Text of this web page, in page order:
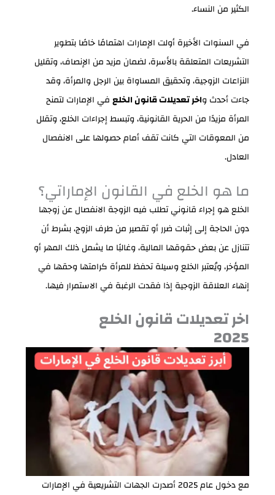
الكثير من النساء.
في السنوات الأخيرة أولت الإمارات اهتمامًا خاصًا بتطوير
التشريعات المتعلقة بالأسرة، لضمان مزيد من الإنصاف، وتقليل
النزاعات الزوجية، وتحقيق المساواة بين الرجل والمرأة، وقد
جاءت أحدث واخر تعديلات قانون الخلعفي الإمارات لتمنح
المرأة مزيدًا من الحرية القانونية، وتبسط إجراءات الخلع، وتقلل
من المعوقات التي كانت تقف أمام حصولها على الانفصال
العادل.
ما هو الخلع في القانون الإماراتي؟
الخلع هو إجراء قانوني تطلب فيه الزوجة الانفصال عن زوجها
دون الحاجة إلى إثبات ضرر أو تقصير من طرف الزوج، بشرط أن
تتنازل عن بعض حقوقها المالية، وغالبًا ما يشمل ذلك المهر أو
المؤخر، ويُعتبر الخلع وسيلة تحفظ للمرأة كرامتها وحقها في
إنهاء العلاقة الزوجية إذا فقدت الرغبة في الاستمرار فيها.
اخر تعديلات قانون الخلع
2025
مع دخول عام 2025 أصدرت الجهات التشريعية في الإمارات